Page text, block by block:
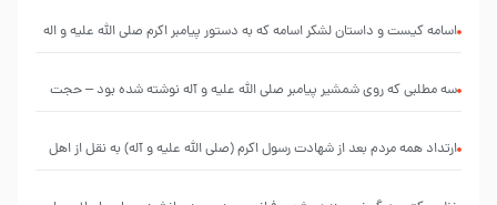
اسامه کیست و داستان لشکر اسامه که به دستور پیامبر اکرم صلی الله علیه و اله
سه مطلبی که روی شمشیر پیامبر صلی الله علیه و آله نوشته شده بود – حجت
ارتداد همه مردم بعد از شهادت رسول اکرم (صلی الله علیه و آله) به نقل از اهل